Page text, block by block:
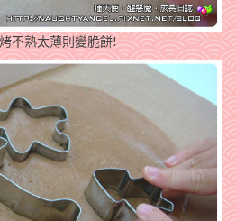
不熟太薄則變脆餅!